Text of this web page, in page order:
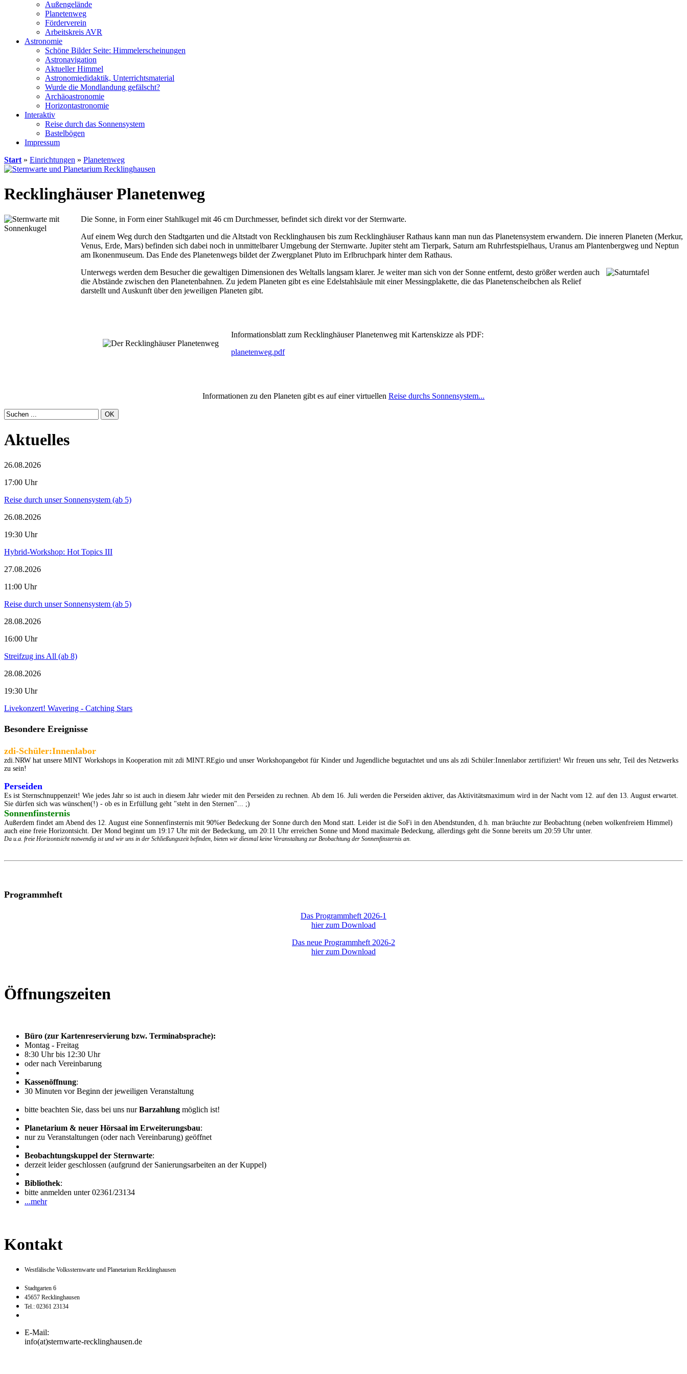
Außengelände
Planetenweg
Förderverein
Arbeitskreis AVR
Astronomie
Schöne Bilder Seite: Himmelerscheinungen
Astronavigation
Aktueller Himmel
Astronomiedidaktik, Unterrichtsmaterial
Wurde die Mondlandung gefälscht?
Archäoastronomie
Horizontastronomie
Interaktiv
Reise durch das Sonnensystem
Bastelbögen
Impressum
Start » Einrichtungen » Planetenweg
Recklinghäuser Planetenweg
Die Sonne, in Form einer Stahlkugel mit 46 cm Durchmesser, befindet sich direkt vor der Sternwarte.
Auf einem Weg durch den Stadtgarten und die Altstadt von Recklinghausen bis zum Recklinghäuser Rathaus kann man nun das Planetensystem erwandern. Die inneren Planeten (Merkur,
Venus, Erde, Mars) befinden sich dabei noch in unmittelbarer Umgebung der Sternwarte. Jupiter steht am Tierpark, Saturn am Ruhrfestspielhaus, Uranus am Plantenbergweg und Neptun
am Ikonenmuseum. Das Ende des Planetenwegs bildet der Zwergplanet Pluto im Erlbruchpark hinter dem Rathaus.
Unterwegs werden dem Besucher die gewaltigen Dimensionen des Weltalls langsam klarer. Je weiter man sich von der Sonne entfernt, desto größer werden auch
die Abstände zwischen den Planetenbahnen. Zu jedem Planeten gibt es eine Edelstahlsäule mit einer Messingplakette, die das Planetenscheibchen als Relief
darstellt und Auskunft über den jeweiligen Planeten gibt.
Informationsblatt zum Recklinghäuser Planetenweg mit Kartenskizze als PDF:
planetenweg.pdf
Informationen zu den Planeten gibt es auf einer virtuellen Reise durchs Sonnensystem...
Aktuelles
26.08.2026
17:00 Uhr
Reise durch unser Sonnensystem (ab 5)
26.08.2026
19:30 Uhr
Hybrid-Workshop: Hot Topics III
27.08.2026
11:00 Uhr
Reise durch unser Sonnensystem (ab 5)
28.08.2026
16:00 Uhr
Streifzug ins All (ab 8)
28.08.2026
19:30 Uhr
Livekonzert! Wavering - Catching Stars
Besondere Ereignisse
zdi-Schüler:Innenlabor
zdi.NRW hat unsere MINT Workshops in Kooperation mit zdi MINT.REgio und unser Workshopangebot für Kinder und Jugendliche begutachtet und uns als zdi Schüler:Innenlabor zertifiziert! Wir freuen uns sehr, Teil des Netzwerks
zu sein!
Perseiden
Es ist Sternschnuppenzeit! Wie jedes Jahr so ist auch in diesem Jahr wieder mit den Perseiden zu rechnen. Ab dem 16. Juli werden die Perseiden aktiver, das Aktivitätsmaximum wird in der Nacht vom 12. auf den 13. August erwartet.
Sie dürfen sich was wünschen(!) - ob es in Erfüllung geht "steht in den Sternen"... ;)
Sonnenfinsternis
Außerdem findet am Abend des 12. August eine Sonnenfinsternis mit 90%er Bedeckung der Sonne durch den Mond statt. Leider ist die SoFi in den Abendstunden, d.h. man bräuchte zur Beobachtung (neben wolkenfreiem Himmel)
auch eine freie Horizontsicht. Der Mond beginnt um 19:17 Uhr mit der Bedeckung, um 20:11 Uhr erreichen Sonne und Mond maximale Bedeckung, allerdings geht die Sonne bereits um 20:59 Uhr unter.
Da u.a. freie Horizontsicht notwendig ist und wir uns in der Schließungszeit befinden, bieten wir diesmal keine Veranstaltung zur Beobachtung der Sonnenfinsternis an.
Programmheft
Das Programmheft 2026-1
hier zum Download
Das neue Programmheft 2026-2
hier zum Download
Öffnungszeiten
Büro (zur Kartenreservierung bzw. Terminabsprache):
Montag - Freitag
8:30 Uhr bis 12:30 Uhr
oder nach Vereinbarung
Kassenöffnung:
30 Minuten vor Beginn der jeweiligen Veranstaltung
bitte beachten Sie, dass bei uns nurBarzahlung möglich ist!
Planetarium & neuer Hörsaal im Erweiterungsbau:
nur zu Veranstaltungen (oder nach Vereinbarung) geöffnet
Beobachtungskuppel der Sternwarte:
derzeit leider geschlossen (aufgrund der Sanierungsarbeiten an der Kuppel)
Bibliothek:
bitte anmelden unter 02361/23134
...mehr
Kontakt
Westfälische Volkssternwarte und Planetarium Recklinghausen
Stadtgarten 6
45657 Recklinghausen
Tel.: 02361 23134
E-Mail:
info(at)sternwarte-recklinghausen.de